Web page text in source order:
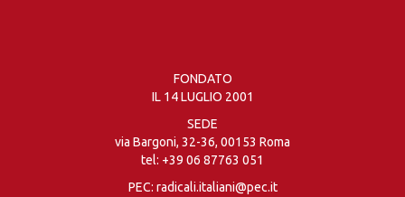
FONDATO
IL 14 LUGLIO 2001
SEDE
via Bargoni, 32-36, 00153 Roma
tel: +39 06 87763 051
PEC: radicali.italiani@pec.it